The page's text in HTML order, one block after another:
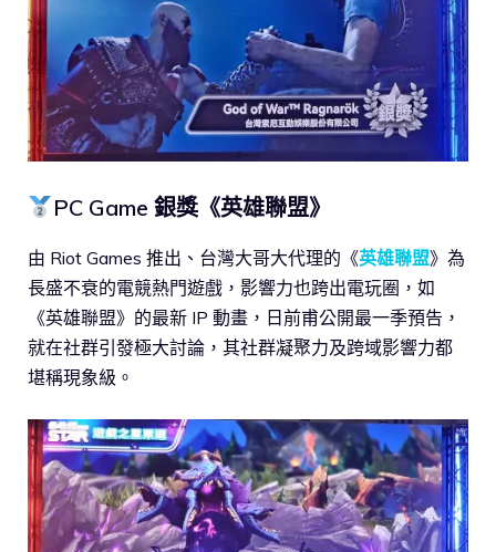
PC Game 銀獎《英雄聯盟》
由 Riot Games 推出、台灣大哥大代理的《英雄聯盟》為
長盛不衰的電競熱門遊戲，影響力也跨出電玩圈，如
《英雄聯盟》的最新 IP 動畫，日前甫公開最一季預告，
就在社群引發極大討論，其社群凝聚力及跨域影響力都
堪稱現象級。